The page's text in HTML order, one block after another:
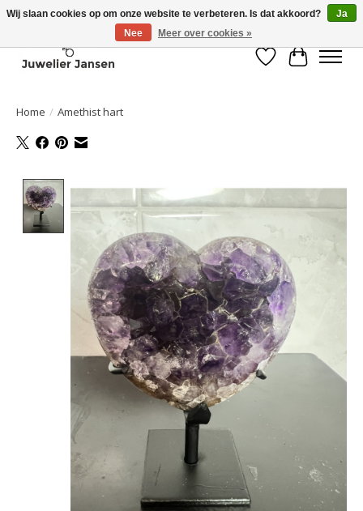
Verlanglijst
Home / Amethist hart
Product image slideshow Items
Wij slaan cookies op om onze website te verbeteren. Is dat akkoord?
Ja
Nee
Meer over cookies »